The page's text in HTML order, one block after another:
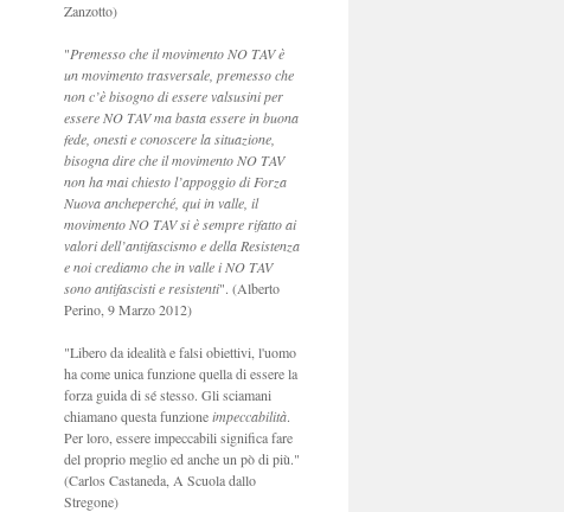
Zanzotto)
"Premesso che il movimento NO TAV è
un movimento trasversale, premesso che
non c’è bisogno di essere valsusini per
essere NO TAV ma basta essere in buona
fede, onesti e conoscere la situazione,
bisogna dire che il movimento NO TAV
non ha mai chiesto l’appoggio di Forza
Nuova ancheperché, qui in valle, il
movimento NO TAV si è sempre rifatto ai
valori dell’antifascismo e della Resistenza
e noi crediamo che in valle i NO TAV
sono antifascisti e resistenti". (Alberto
Perino, 9 Marzo 2012)
"Libero da idealità e falsi obiettivi, l'uomo
ha come unica funzione quella di essere la
forza guida di sé stesso. Gli sciamani
chiamano questa funzioneimpeccabilità.
Per loro, essere impeccabili significa fare
del proprio meglio ed anche un pò di più."
(Carlos Castaneda, A Scuola dallo
Stregone)